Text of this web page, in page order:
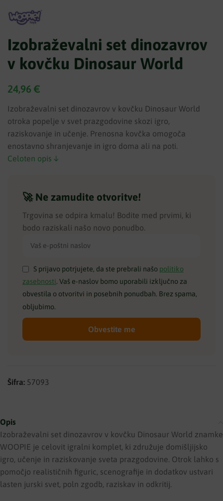
Izobraževalni set dinozavrov
v kovčku Dinosaur World
24,96 €
Izobraževalni set dinozavrov v kovčku Dinosaur World
otroka popelje v svet prazgodovine skozi igro,
raziskovanje in učenje. Prenosna kovčka omogoča
enostavno shranjevanje in igro doma ali na poti.
Celoten opis ↓
🚀 Ne zamudite otvoritve!
Trgovina se odpira kmalu! Bodite med prvimi, ki
bodo raziskali našo novo ponudbo.
S prijavo potrjujete, da ste prebrali našo politiko
zasebnosti. Vaš e-naslov bomo uporabili izključno za
obvestila o otvoritvi in posebnih ponudbah. Brez spama,
obljubimo.
Obvestite me
Šifra: 57093
Opis
Izobraževalni set dinozavrov v kovčku Dinosaur World znamke
WOOPIE je celovit igralni komplet, ki združuje domišljijsko
igro, učenje in raziskovanje sveta prazgodovine. Otrok lahko s
pomočjo realističnih figuric, scenografije in dodatkov ustvari
lasten jurski svet, poln zgodb, raziskav in odkritij.